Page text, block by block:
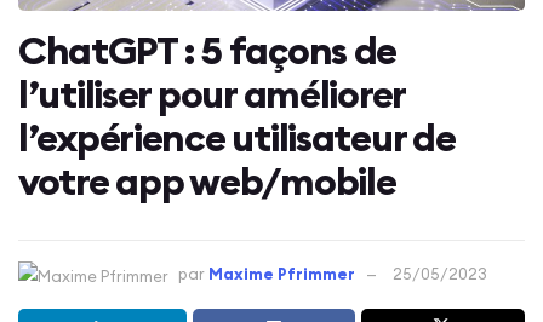
ChatGPT : 5 façons de
l’utiliser pour améliorer
l’expérience utilisateur de
votre app web/mobile
par Maxime Pfrimmer 25/05/2023